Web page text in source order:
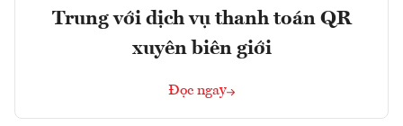
Trung với dịch vụ thanh toán QR
xuyên biên giới
Đọc ngay